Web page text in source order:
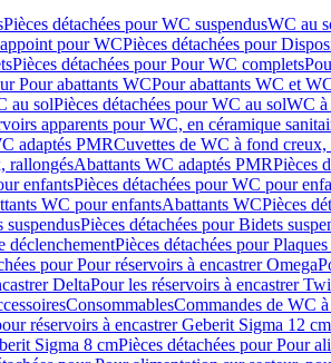
Pièces détachées pour WC suspendusWC au
pour WCPièces détachées pour
Pièces détachées pour Pour WC complets
Pour abattants WCPour abattants WC et
au solPièces détachées pour WC au solWC à
apparents pour WC, en céramique
adaptés PMRCuvettes de WC à fond creux,
rallongésAbattants WC adaptés PMRPièces
enfantsPièces détachées pour WC pour
WC pour enfantsAbattants WCPièces
suspendusPièces détachées pour Bidets
déclenchementPièces détachées pour
pour Pour réservoirs à encastrer Omega
DeltaPour les réservoirs à encastrer
ConsommablesCommandes de WC
réservoirs à encastrer Geberit Sigma 12 cm
Sigma 8 cmPièces détachées pour Pour